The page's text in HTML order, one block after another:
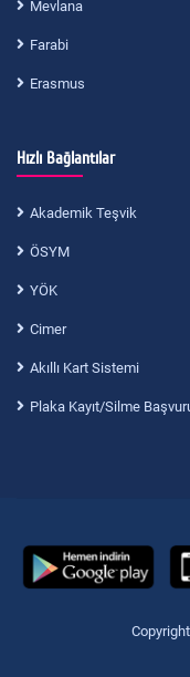
Mevlana
Farabi
Erasmus
Hızlı Bağlantılar
Akademik Teşvik
ÖSYM
YÖK
Cimer
Akıllı Kart Sistemi
Plaka Kayıt/Silme